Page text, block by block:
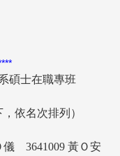
碩士在職專班
，依名次排列）
儀 3641009 黃Ｏ